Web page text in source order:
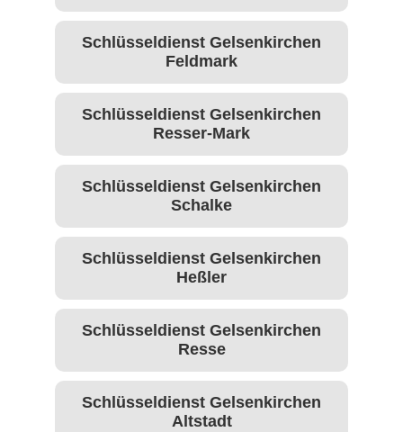
Schlüsseldienst Gelsenkirchen
Feldmark
Schlüsseldienst Gelsenkirchen
Resser-Mark
Schlüsseldienst Gelsenkirchen
Schalke
Schlüsseldienst Gelsenkirchen
Heßler
Schlüsseldienst Gelsenkirchen
Resse
Schlüsseldienst Gelsenkirchen
Altstadt